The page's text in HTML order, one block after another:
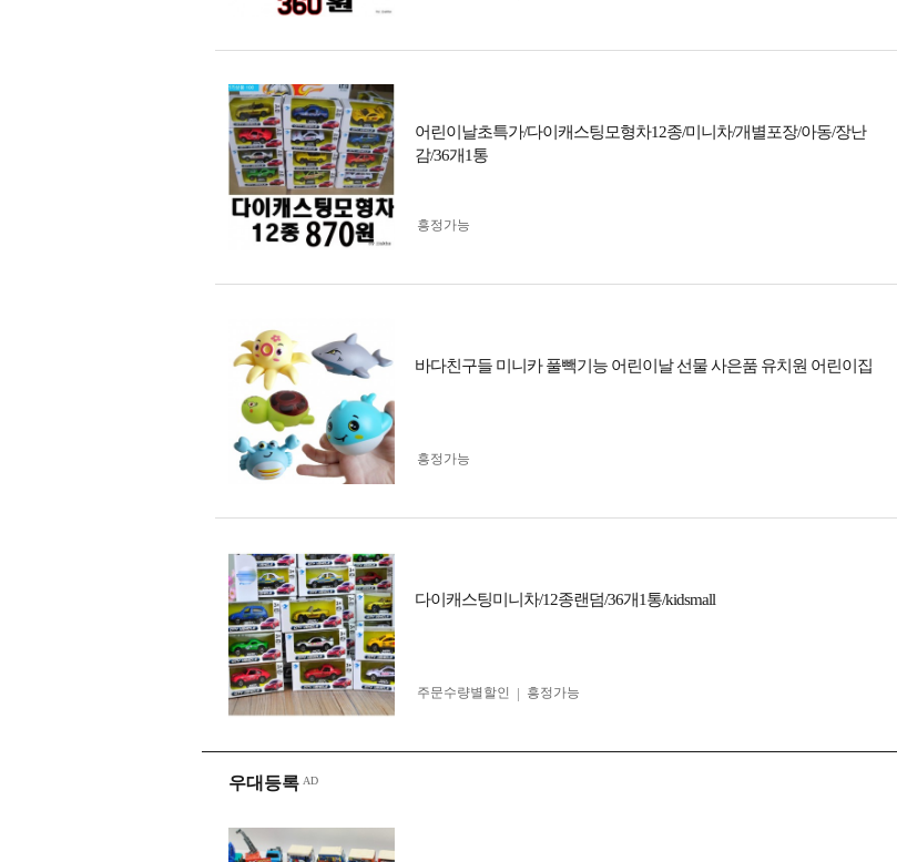
어린이날초특가/다이캐스팅모형차12종/미니차/개별포장/아동/장난
감/36개1통
흥정가능
바다친구들 미니카 풀빽기능 어린이날 선물 사은품 유치원 어린이집
흥정가능
다이캐스팅미니차/12종랜덤/36개1통/kidsmall
주문수량별할인
흥정가능
우대등록